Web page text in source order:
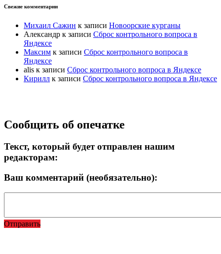
Свежие комментарии
Михаил Сажин к записи Новоорские курганы
Александр к записи Сброс контрольного вопроса в
Яндексе
Максим к записи Сброс контрольного вопроса в
Яндексе
alis к записи Сброс контрольного вопроса в Яндексе
Кирилл к записи Сброс контрольного вопроса в Яндексе
Прокрутка
вверх
Сообщить об опечатке
Текст, который будет отправлен нашим
редакторам:
Ваш комментарий (необязательно):
Отправить